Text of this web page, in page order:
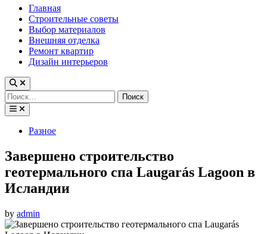
Главная
Строительные советы
Выбор материалов
Внешняя отделка
Ремонт квартир
Дизайн интерьеров
Найти:
PostedРазное
Завершено строительство
геотермального спа Laugarás Lagoon в
Исландии
by admin